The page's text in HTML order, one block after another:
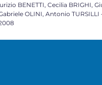
BENETTI, Cecilia BRIGHI,
OLINI, Antonio TURSILLI